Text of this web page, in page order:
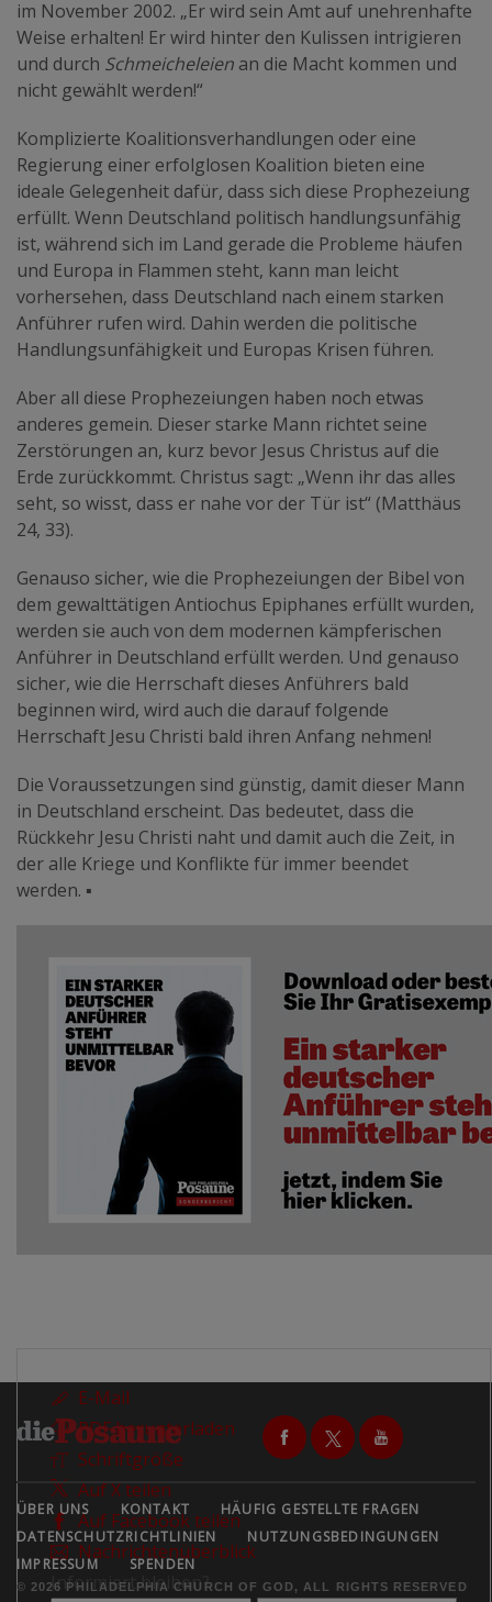
im November 2002. „Er wird sein Amt auf unehrenhafte
Weise erhalten! Er wird hinter den Kulissen intrigieren
und durch Schmeicheleien an die Macht kommen und
nicht gewählt werden!“
Komplizierte Koalitionsverhandlungen oder eine
Regierung einer erfolglosen Koalition bieten eine
ideale Gelegenheit dafür, dass sich diese Prophezeiung
erfüllt. Wenn Deutschland politisch handlungsunfähig
ist, während sich im Land gerade die Probleme häufen
und Europa in Flammen steht, kann man leicht
vorhersehen, dass Deutschland nach einem starken
Anführer rufen wird. Dahin werden die politische
Handlungsunfähigkeit und Europas Krisen führen.
Aber all diese Prophezeiungen haben noch etwas
anderes gemein. Dieser starke Mann richtet seine
Zerstörungen an, kurz bevor Jesus Christus auf die
Erde zurückkommt. Christus sagt: „Wenn ihr das alles
seht, so wisst, dass er nahe vor der Tür ist“ (Matthäus
24, 33).
Genauso sicher, wie die Prophezeiungen der Bibel von
dem gewalttätigen Antiochus Epiphanes erfüllt wurden,
werden sie auch von dem modernen kämpferischen
Anführer in Deutschland erfüllt werden. Und genauso
sicher, wie die Herrschaft dieses Anführers bald
beginnen wird, wird auch die darauf folgende
Herrschaft Jesu Christi bald ihren Anfang nehmen!
Die Voraussetzungen sind günstig, damit dieser Mann
in Deutschland erscheint. Das bedeutet, dass die
Rückkehr Jesu Christi naht und damit auch die Zeit, in
der alle Kriege und Konflikte für immer beendet
werden. ▪
E-Mail
PDF herunterladen
Schriftgröße
Auf X teilen
Auf Facebook teilen
Nachrichtenüberblick
Informiert bleiben?
ÜBER UNS KONTAKT
HÄUFIG GESTELLTE FRAGEN
DATENSCHUTZRICHTLINIEN
NUTZUNGSBEDINGUNGEN
IMPRESSUM
SPENDEN
© 2026 PHILADELPHIA CHURCH OF GOD, ALL RIGHTS RESERVED